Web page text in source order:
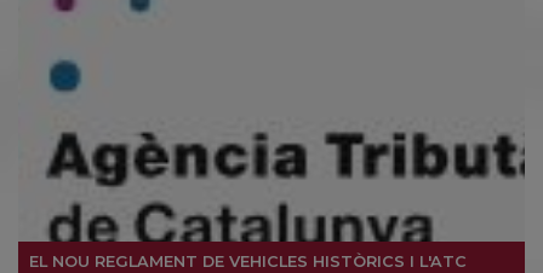
EL NOU REGLAMENT DE VEHICLES HISTÒRICS I L'ATC